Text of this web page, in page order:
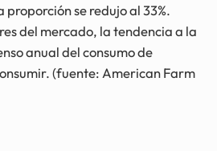
proporción se redujo al 33%.
del mercado, la tendencia a la
anual del consumo de
(fuente: American Farm